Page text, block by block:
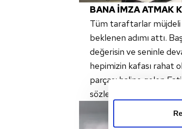
BANA İMZA ATMAK
Tüm taraftarlar müjdeli
beklenen adımı attı.
değerisin ve seninle
hepimizin kafası rahat
parçası haline gelen
sözleşmeyi hazırlayın;